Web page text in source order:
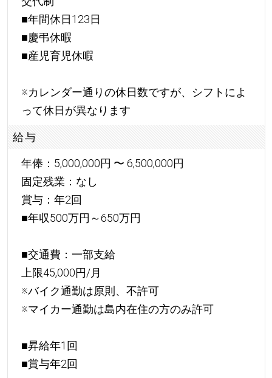
■年間休日123日
■慶弔休暇
■産児育児休暇
※カレンダー通りの休日数ですが、シフトによ
って休日が異なります
給与
年俸：5,000,000円 〜 6,500,000円
固定残業：なし
賞与：年2回
■年収500万円～650万円
■交通費：一部支給
上限45,000円/月
※バイク通勤は原則、不許可
※マイカー通勤は島内在住の方のみ許可
■昇給年1回
■賞与年2回